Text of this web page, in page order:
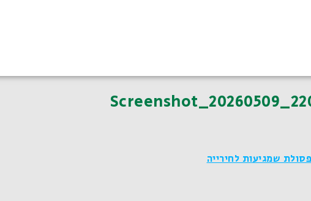
שמגיעות לחירייה